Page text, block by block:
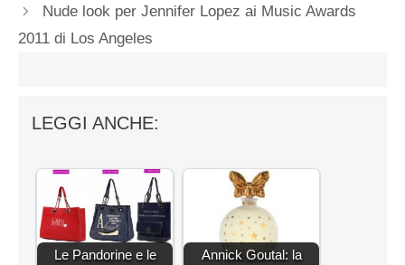
Nude look per Jennifer Lopez ai Music Awards
2011 di Los Angeles
LEGGI ANCHE:
Le Pandorine e le
Annick Goutal: la